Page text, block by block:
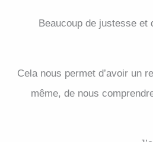
Beaucoup de justesse et
Cela nous permet d’avoir un
même, de nous